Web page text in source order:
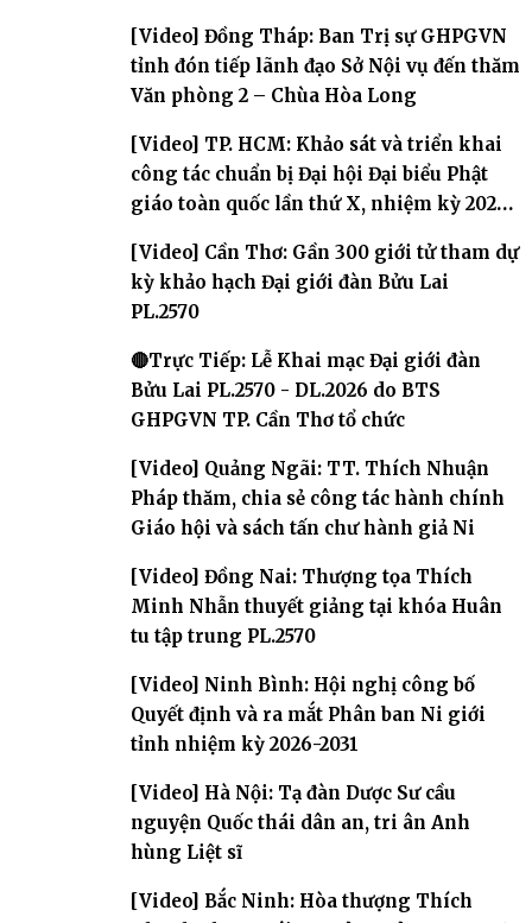
[Video] Đồng Tháp: Ban Trị sự GHPGVN
tỉnh đón tiếp lãnh đạo Sở Nội vụ đến thăm
Văn phòng 2 – Chùa Hòa Long
[Video] TP. HCM: Khảo sát và triển khai
công tác chuẩn bị Đại hội Đại biểu Phật
giáo toàn quốc lần thứ X, nhiệm kỳ 2026-
[Video] Cần Thơ: Gần 300 giới tử tham dự
kỳ khảo hạch Đại giới đàn Bửu Lai
PL.2570
🔴Trực Tiếp: Lễ Khai mạc Đại giới đàn
Bửu Lai PL.2570 - DL.2026 do BTS
GHPGVN TP. Cần Thơ tổ chức
[Video] Quảng Ngãi: TT. Thích Nhuận
Pháp thăm, chia sẻ công tác hành chính
Giáo hội và sách tấn chư hành giả Ni
[Video] Đồng Nai: Thượng tọa Thích
Minh Nhẫn thuyết giảng tại khóa Huân
tu tập trung PL.2570
[Video] Ninh Bình: Hội nghị công bố
Quyết định và ra mắt Phân ban Ni giới
tỉnh nhiệm kỳ 2026-2031
[Video] Hà Nội: Tạ đàn Dược Sư cầu
nguyện Quốc thái dân an, tri ân Anh
hùng Liệt sĩ
[Video] Bắc Ninh: Hòa thượng Thích